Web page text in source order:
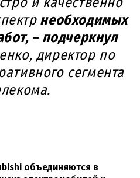
необходимых
– подчеркнул
директор по
сегмента
объединяются в